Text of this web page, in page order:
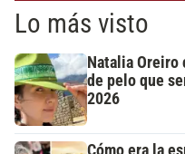
Lo más visto
Natalia
de pelo que
2026